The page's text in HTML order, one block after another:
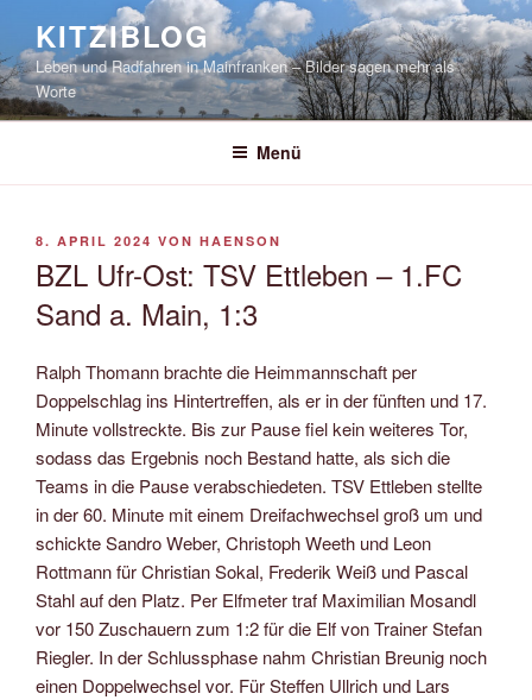
springen
KITZIBLOG
Leben und Radfahren in Mainfranken – Bilder sagen mehr als
Worte
Menü
VERÖFFENTLICHT
8. APRIL 2024 VON HAENSON
BZL Ufr-Ost: TSV Ettleben – 1.FC
Sand a. Main, 1:3
Ralph Thomann brachte die Heimmannschaft per
Doppelschlag ins Hintertreffen, als er in der fünften und 17.
Minute vollstreckte. Bis zur Pause fiel kein weiteres Tor,
sodass das Ergebnis noch Bestand hatte, als sich die
Teams in die Pause verabschiedeten. TSV Ettleben stellte
in der 60. Minute mit einem Dreifachwechsel groß um und
schickte Sandro Weber, Christoph Weeth und Leon
Rottmann für Christian Sokal, Frederik Weiß und Pascal
Stahl auf den Platz. Per Elfmeter traf Maximilian Mosandl
vor 150 Zuschauern zum 1:2 für die Elf von Trainer Stefan
Riegler. In der Schlussphase nahm Christian Breunig noch
einen Doppelwechsel vor. Für Steffen Ullrich und Lars